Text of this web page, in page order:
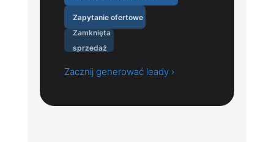
Zapytanie ofertowe
Zamknięta
sprzedaż
Zacznij generować leady ›